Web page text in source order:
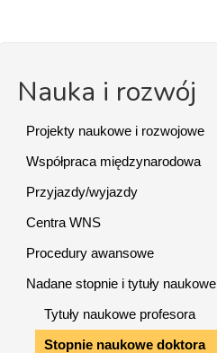
Nauka i rozwój
Projekty naukowe i rozwojowe
Współpraca międzynarodowa
Przyjazdy/wyjazdy
Centra WNS
Procedury awansowe
Nadane stopnie i tytuły naukowe
Tytuły naukowe profesora
Stopnie naukowe doktora